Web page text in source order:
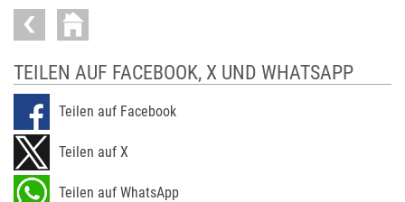
TEILEN AUF FACEBOOK, X UND WHATSAPP
Teilen auf Facebook
Teilen auf X
Teilen auf WhatsApp